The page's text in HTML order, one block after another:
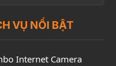
VỤ NỔI BẬT
Internet Camera